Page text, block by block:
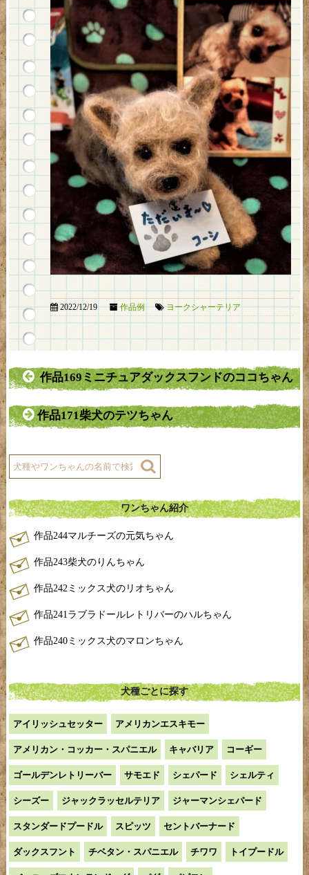
2022/12/19 作品例 ヨークシャーテリア
作品169ミニチュアダックスフンドのココちゃん
作品171柴犬のテツちゃん
ワンちゃん紹介
作品244マルチーズの元気ちゃん
作品243柴犬のりんちゃん
作品242ミックス犬のリオちゃん
作品241ラブラドールレトリバーのハルちゃん
作品240ミックス犬のマロンちゃん
犬種ごとに探す
アイリッシュセッター アメリカンエスキモー
アメリカン・コッカー・スパニエル キャバリア コーギー
ゴールデンレトリーバー サモエド シェパード シェルティ
シーズー ジャックラッセルテリア ジャーマンシェパード
スタンダードプードル スピッツ セントバーナード
ダックスフント チベタン・スパニエル チワワ トイプードル